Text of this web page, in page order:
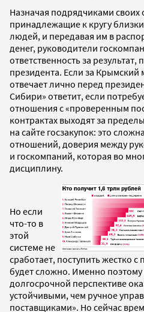
Назначая подрядчиками своих
принадлежащие к кругу
людей, и передавая им в
денег, руководители
ответственность за
президента. Если за Крымский
отвечает лично перед
Сибири» ответит, если
отношения с «проверенным
контрактах выходят за
на сайте госзакупок: это
отношений, доверия между
и госкомпаний, которая во
дисциплину.
Но если
что-то в
этой
системе не
сработает, поступить жестко
будет сложно. Именно
долгосрочной перспективе
устойчивыми, чем ручное
поставщиками». Но сейчас